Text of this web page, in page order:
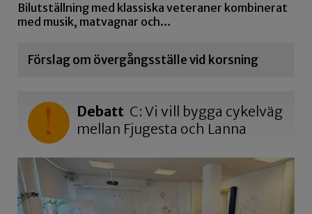
Bilutställning med klassiska veteraner kombinerat
med musik, matvagnar och…
Förslag om övergångsställe vid korsning
Debatt C: Vi vill bygga cykelväg
mellan Fjugesta och Lanna